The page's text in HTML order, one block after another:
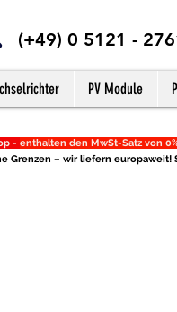
(+49) 0 5121 -
PV Module
- enthalten den MwSt-Satz von
Grenzen – wir liefern